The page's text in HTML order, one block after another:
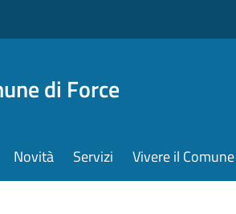
di Force
Novità Servizi Vivere il Comune